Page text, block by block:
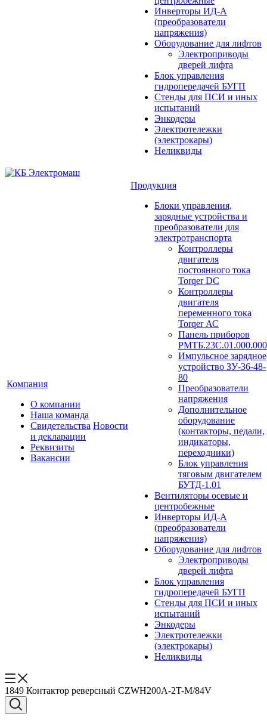
Инверторы ИД-А
(преобразователи
напряжения)
Оборудование для лифтов
Электроприводы
дверей лифта
Блок управления
гидропередачей БУГП
Стенды для ПСИ и иных
испытаний
Энкодеры
Электротележки
(электрокары)
Неликвиды
Компания
О компании
Наша команда
Свидетельства
и декларации
Реквизиты
Вакансии
Новости
Продукция
Блоки управления,
зарядные устройства и
преобразователи для
электротранспорта
Контроллеры
двигателя
постоянного тока
Torqer DC
Контроллеры
двигателя
переменного тока
Torqer АС
Панель приборов
РМТБ.23С.01.000.000
Импульсное зарядное
устройство ЗУ-36-48-
80
Преобразователи
напряжения
Дополнительное
оборудование
(контакторы, педали,
индикаторы,
переходники)
Блок управления
тяговым двигателем
БУТД-1.01
Вентиляторы осевые и
центробежные
Инверторы ИД-А
(преобразователи
напряжения)
Оборудование для лифтов
Электроприводы
дверей лифта
Блок управления
гидропередачей БУГП
Стенды для ПСИ и иных
испытаний
Энкодеры
Электротележки
(электрокары)
Неликвиды
1849 Контактор реверсный CZWH200A-2T-M/84V